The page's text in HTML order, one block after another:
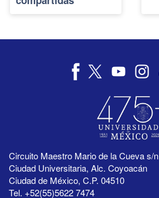
Circuito Maestro Mario de la Cueva s/n
Ciudad Universitaria, Alc. Coyoacán
Ciudad de México, C.P. 04510
Tel. +52(55)5622 7474